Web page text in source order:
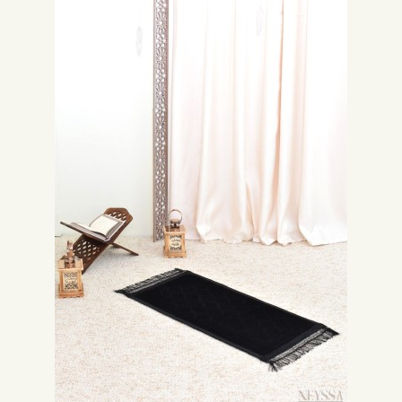
Welchen Stoff sollte ich für meinen Gebetsteppich wählen?
Der Gebetsteppich aus Velours ist der am meisten auffallende Teppich. Er
ist weich und bequem, und seine Grunddicke ist oft gepolstert oder
gefüttert, um den Komfort des Muslims während des Gebets und der
Bittgebete zu maximieren. Dieses Material fühlt sich sehr angenehm an,
was ideal für die Momente der Niederwerfung ist.
Warum sollte ich einen Gebetsteppich von Neyssa Shop
wählen?
Neyssa Shop bietet Ihnen Gebetsteppiche, die aus hochwertigen
Materialien hergestellt werden. Sie sind so konzipiert, dass sie Ihnen
optimalen Komfort und eine einfache und effektive Gebetspraxis bieten.
Auf unserer Website finden Sie eine große Auswahl an Gebetsteppichen,
die von klassischen Designs bis hin zu modernen und farbenfrohen
Modellen reicht. Das Einkaufen wird schnell und einfach.